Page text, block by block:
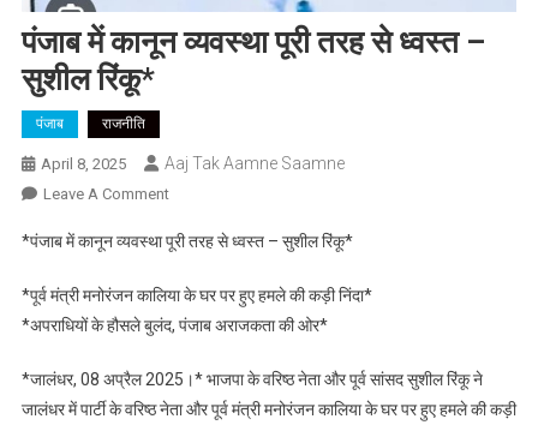
पंजाब में कानून व्यवस्था पूरी तरह से ध्वस्त –
सुशील रिंकू*
पंजाब राजनीति
April 8, 2025 Aaj Tak Aamne Saamne
Leave A CommentOn
में
व्यवस्था
पूरी
से
ध्वस्त
*पंजाब में कानून व्यवस्था पूरी तरह से ध्वस्त – सुशील रिंकू*
*पूर्व मंत्री मनोरंजन कालिया के घर पर हुए हमले की कड़ी निंदा*
*अपराधियों के हौसले बुलंद, पंजाब अराजकता की ओर*
*जालंधर, 08 अप्रैल 2025।* भाजपा के वरिष्ठ नेता और पूर्व सांसद सुशील रिंकू ने
जालंधर में पार्टी के वरिष्ठ नेता और पूर्व मंत्री मनोरंजन कालिया के घर पर हुए हमले की कड़ी